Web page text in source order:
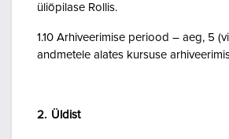
üliõpilase Rollis.
1.10 Arhiveerimise periood – aeg, 5
andmetele alates kursuse
2. Üldist